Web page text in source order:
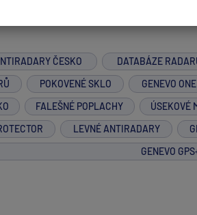
ČESKO DATABÁZE
POKOVENÉ SKLO GENEVO
FALEŠNÉ POPLACHY ÚSEKOVÉ
LEVNÉ ANTIRADARY
GENEVO